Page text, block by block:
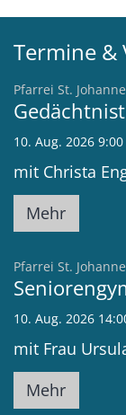
Termine &
Pfarrei St.
10. Aug. 2026 9:00
mit Christa
Mehr
Pfarrei St.
10. Aug. 2026
mit Frau
Mehr